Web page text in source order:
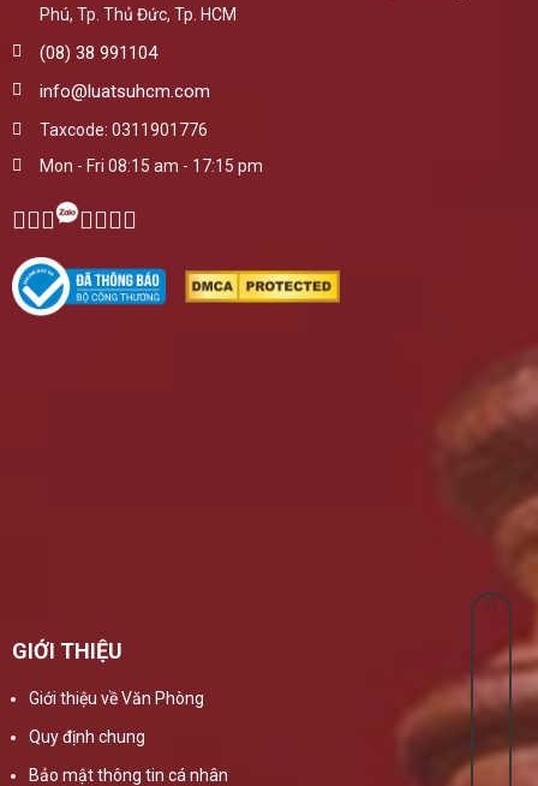
Phú, Tp. Thủ Đức, Tp. HCM
(08) 38 991104
info@luatsuhcm.com
Taxcode: 0311901776
Mon - Fri 08:15 am - 17:15 pm
GIỚI THIỆU
Giới thiệu về Văn Phòng
Quy định chung
Bảo mật thông tin cá nhân